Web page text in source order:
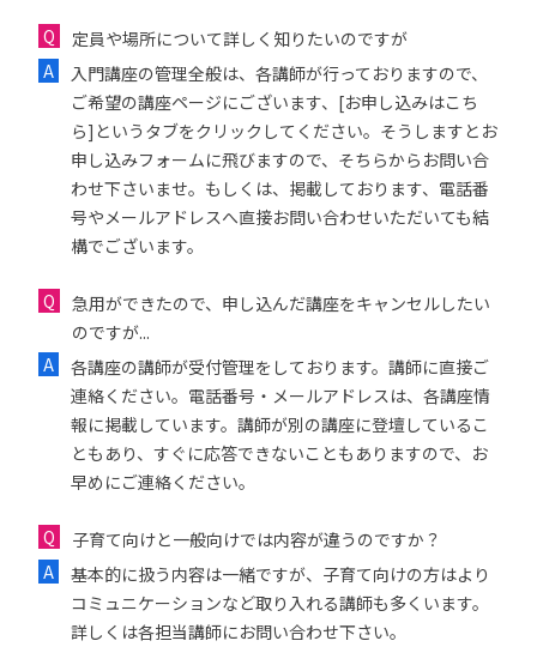
定員や場所について詳しく知りたいのですが
入門講座の管理全般は、各講師が行っておりますので、
ご希望の講座ページにございます、[お申し込みはこち
ら]というタブをクリックしてください。そうしますとお
申し込みフォームに飛びますので、そちらからお問い合
わせ下さいませ。もしくは、掲載しております、電話番
号やメールアドレスへ直接お問い合わせいただいても結
構でございます。
急用ができたので、申し込んだ講座をキャンセルしたい
のですが...
各講座の講師が受付管理をしております。講師に直接ご
連絡ください。電話番号・メールアドレスは、各講座情
報に掲載しています。講師が別の講座に登壇しているこ
ともあり、すぐに応答できないこともありますので、お
早めにご連絡ください。
子育て向けと一般向けでは内容が違うのですか？
基本的に扱う内容は一緒ですが、子育て向けの方はより
コミュニケーションなど取り入れる講師も多くいます。
詳しくは各担当講師にお問い合わせ下さい。